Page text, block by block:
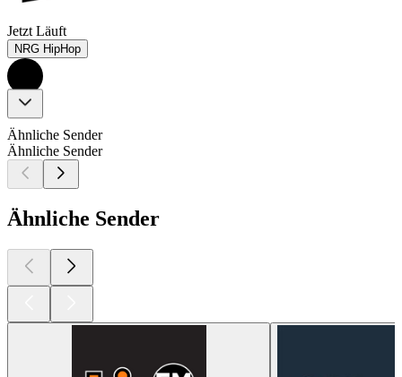
Jetzt Läuft
NRG HipHop
Ähnliche Sender
Ähnliche Sender
Ähnliche Sender